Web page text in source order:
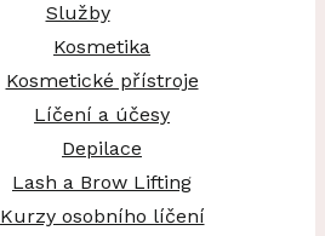
Služby
Kosmetika
Kosmetické přístroje
Líčení a účesy
Depilace
Lash a Brow Lifting
Kurzy osobního líčení